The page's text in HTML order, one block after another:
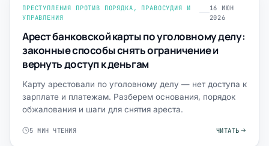
ПРЕСТУПЛЕНИЯ ПРОТИВ ПОРЯДКА, ПРАВОСУДИЯ И
УПРАВЛЕНИЯ
16 ИЮН
2026
Арест банковской карты по уголовному делу:
законные способы снять ограничение и
вернуть доступ к деньгам
Карту арестовали по уголовному делу — нет доступа к
зарплате и платежам. Разберем основания, порядок
обжалования и шаги для снятия ареста.
5 МИН ЧТЕНИЯ ЧИТАТЬ